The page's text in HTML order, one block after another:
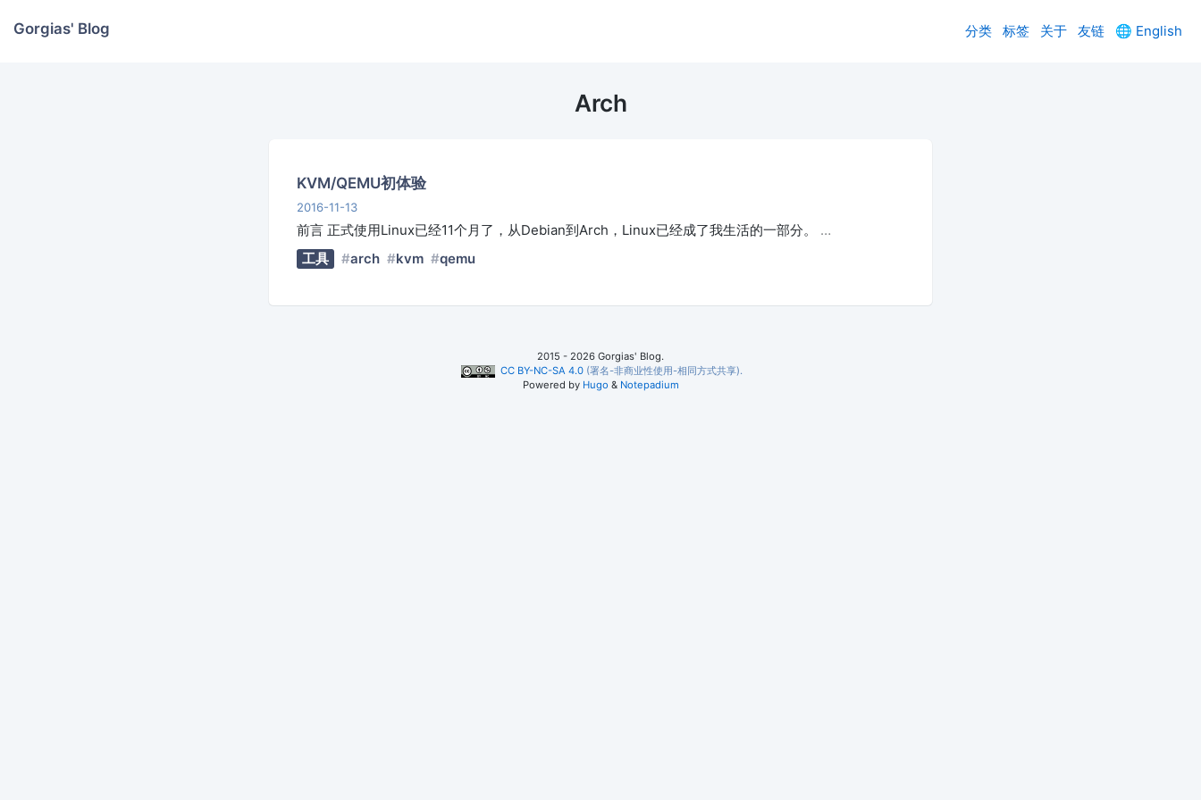
Gorgias' Blog 分类 标签 关于 友链 🌐 English
Arch
KVM/QEMU初体验
2016-11-13
前言 正式使用Linux已经11个月了，从Debian到Arch，Linux已经成了我生活的一部分。 …
工具
arch kvm qemu
2015 - 2026 Gorgias' Blog.
CC BY-NC-SA 4.0 (署名-非商业性使用-相同方式共享).
Powered by Hugo & Notepadium